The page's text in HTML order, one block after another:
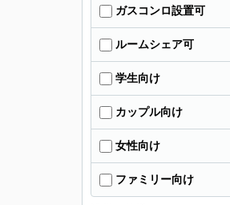
ガスコンロ設置可
ルームシェア可
学生向け
カップル向け
女性向け
ファミリー向け